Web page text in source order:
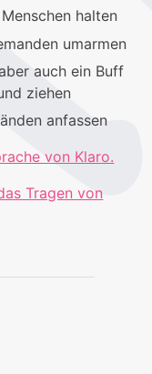
halten
umarmen
auch ein Buff
ziehen
anfassen
von Klaro.
Tragen von